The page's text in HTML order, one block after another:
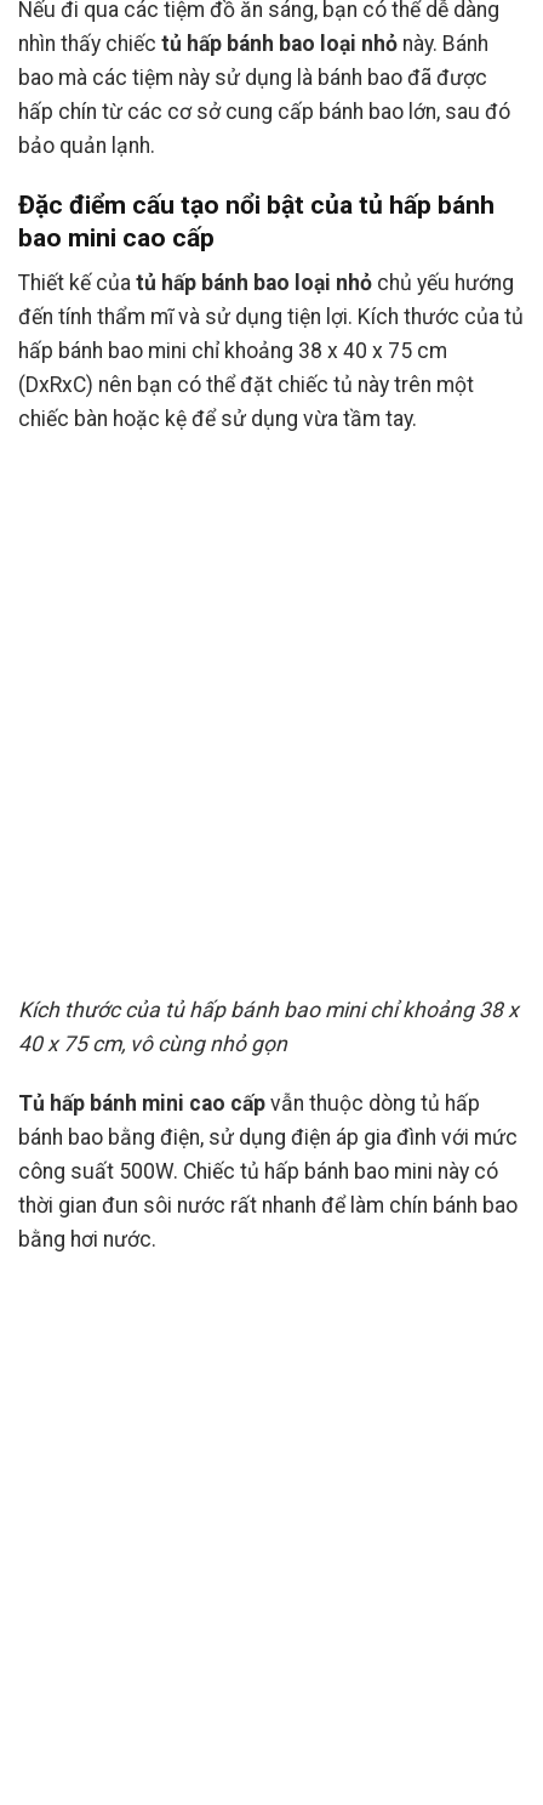
Nếu đi qua các tiệm đồ ăn sáng, bạn có thể dễ dàng
nhìn thấy chiếc tủ hấp bánh bao loại nhỏ này. Bánh
bao mà các tiệm này sử dụng là bánh bao đã được
hấp chín từ các cơ sở cung cấp bánh bao lớn, sau đó
bảo quản lạnh.
Đặc điểm cấu tạo nổi bật của tủ hấp bánh
bao mini cao cấp
Thiết kế của tủ hấp bánh bao loại nhỏ chủ yếu hướng
đến tính thẩm mĩ và sử dụng tiện lợi. Kích thước của tủ
hấp bánh bao mini chỉ khoảng 38 x 40 x 75 cm
(DxRxC) nên bạn có thể đặt chiếc tủ này trên một
chiếc bàn hoặc kệ để sử dụng vừa tầm tay.
Kích thước của tủ hấp bánh bao mini chỉ khoảng 38 x
40 x 75 cm, vô cùng nhỏ gọn
Tủ hấp bánh mini cao cấp vẫn thuộc dòng tủ hấp
bánh bao bằng điện, sử dụng điện áp gia đình với mức
công suất 500W. Chiếc tủ hấp bánh bao mini này có
thời gian đun sôi nước rất nhanh để làm chín bánh bao
bằng hơi nước.